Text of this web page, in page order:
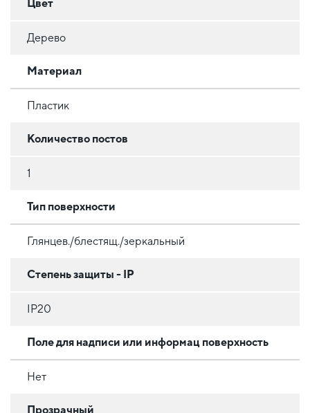
Цвет
Дерево
Материал
Пластик
Количество постов
1
Тип поверхности
Глянцев./блестящ./зеркальный
Степень защиты - IP
IP20
Поле для надписи или информац поверхность
Нет
Прозрачный